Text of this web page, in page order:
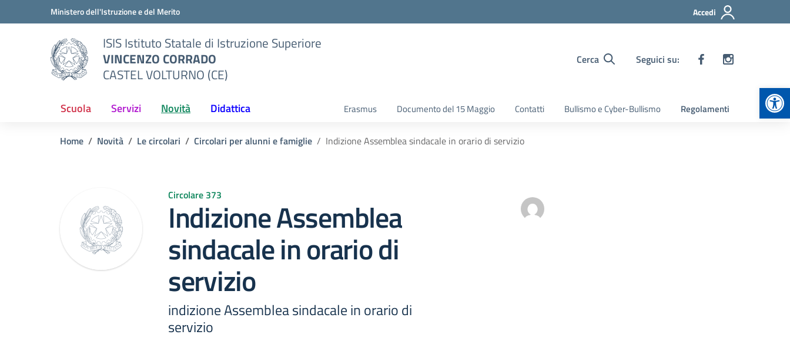
Vai ai contenuti
Vai al menu di navigazioneMinistero dell'Istruzione e del Merito Accedi
ISIS Istituto Statale di Istruzione Superiore
VINCENZO CORRADO
CASTEL VOLTURNO (CE)
Cerca Seguici su:
Scuola Servizi Novità Didattica Erasmus Documento del 15 Maggio Contatti Bullismo e Cyber-Bullismo Regolamenti
Home Novità Le circolari Circolari per alunni e famiglie Indizione Assemblea sindacale in orario di servizio
Circolare 373
Indizione Assemblea
sindacale in orario di
servizio
indizione Assemblea sindacale in orario di
servizio